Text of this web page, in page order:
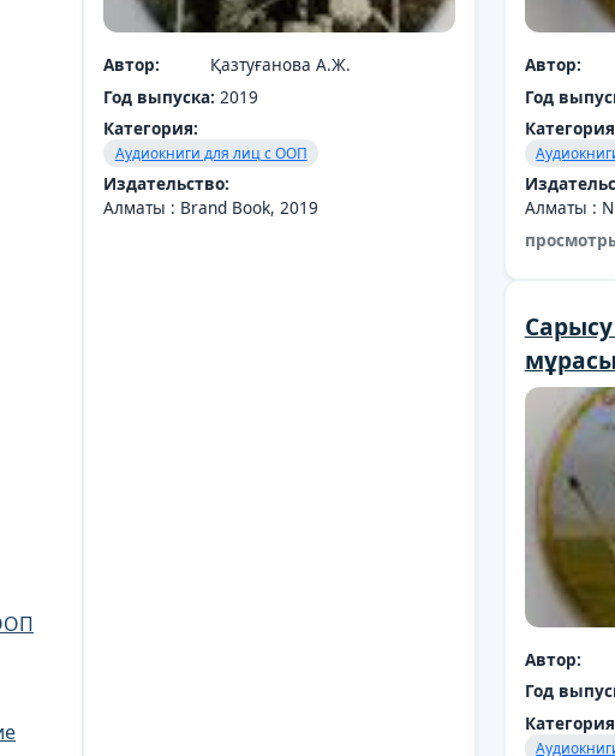
Автор:
Қазтуғанова А.Ж.
Год выпуска: 2019
Категория:
Аудиокниги для лиц с ООП
Издательство:
Алматы : Brand Book, 2019
Автор:
Год
Алматы :
Автор:
Год